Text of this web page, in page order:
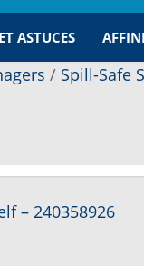
ASTUCES
/ Spill-Safe
– 240358926